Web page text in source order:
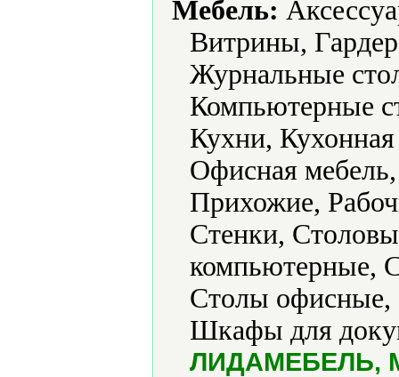
Мебель:
Витрины,
Журнальные
Компьютерные
Кухни,
Офисная
Прихожие,
Стенки,
компьютерные,
Столы
Шкафы для
ЛИДАМЕБЕЛЬ,